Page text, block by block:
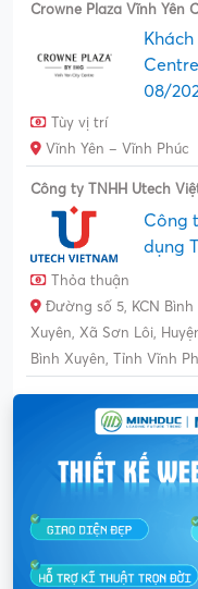
Crowne Plaza Vĩnh Yên
08/
Tùy vị trí
Vĩnh Yên – Vĩnh Phúc
Công ty TNHH Utech
Công
dụng
Thỏa thuận
Đường số 5, KCN Bình
Xuyên, Xã Sơn Lôi,
Bình Xuyên, Tỉnh Vĩnh